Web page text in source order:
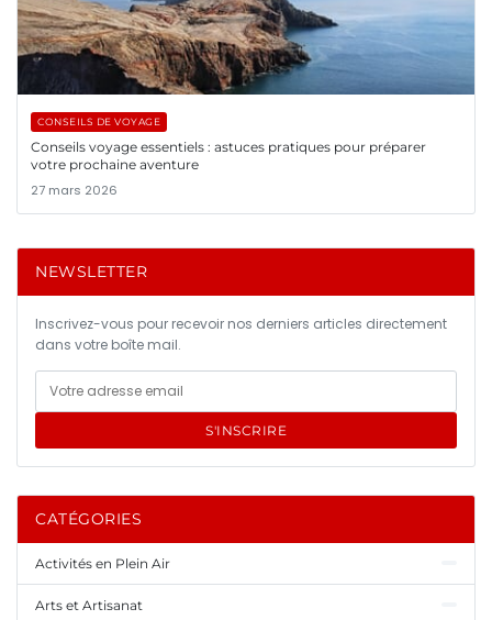
CONSEILS DE VOYAGE
Conseils voyage essentiels : astuces pratiques pour préparer
votre prochaine aventure
27 mars 2026
NEWSLETTER
Inscrivez-vous pour recevoir nos derniers articles directement
dans votre boîte mail.
S'INSCRIRE
CATÉGORIES
Activités en Plein Air
Arts et Artisanat